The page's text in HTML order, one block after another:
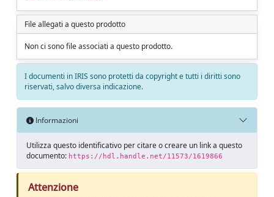
File allegati a questo prodotto
Non ci sono file associati a questo prodotto.
I documenti in IRIS sono protetti da copyright e tutti i diritti sono
riservati, salvo diversa indicazione.
Informazioni
Utilizza questo identificativo per citare o creare un link a questo
documento: https://hdl.handle.net/11573/1619866
Attenzione